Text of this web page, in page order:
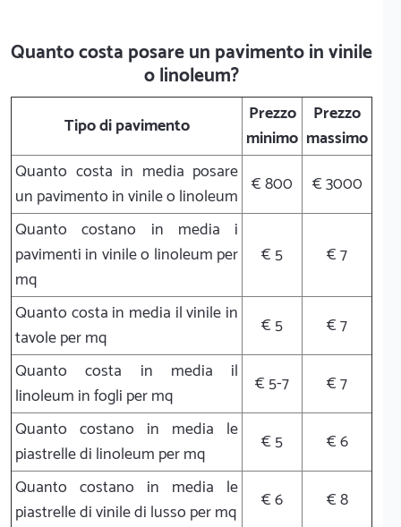
Quanto costa posare un pavimento in vinile
o linoleum?
Tipo di pavimento
Prezzo
minimo
Prezzo
massimo
Quanto costa in media posare
un pavimento in vinile o linoleum € 800
€ 3000
Quanto costano in media i
pavimenti in vinile o linoleum per
mq
€ 5 € 7
Quanto costa in media il vinile in
tavole per mq
€ 5
€ 7
Quanto costa in media il
linoleum in fogli per mq
€ 5-7
€ 7
Quanto costano in media le
piastrelle di linoleum per mq
€ 5
€ 6
Quanto costano in media le
piastrelle di vinile di lusso per mq
€ 6
€ 8